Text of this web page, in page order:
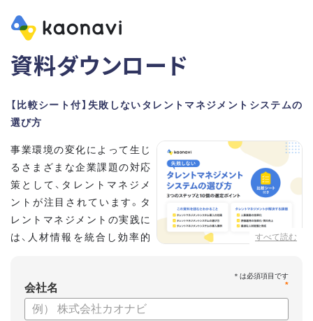
資料ダウンロード
【比較シート付】失敗しないタレントマネジメントシステムの
選び方
すべて読む
事業環境の変化によって生じ
るさまざまな企業課題の対応
策として、タレントマネジメ
ントが注目されています。タ
レントマネジメントの実践に
は、人材情報を統合し効率的
・タレントマネジメントが必要な企業の特徴
*
会社名